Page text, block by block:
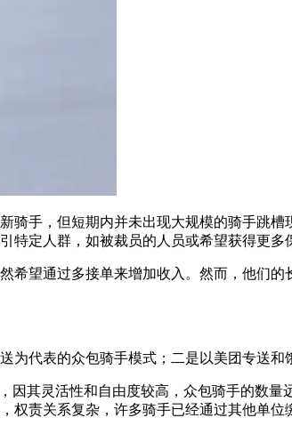
手，但短期内并未出现大规模的骑手跳
定人群，如被裁员的人员或希望获得更多
望通过多接单来增加收入。然而，他们
代表的众包骑手模式；二是以美团专送和
其灵活性和自由度较高，众包骑手的数
责关系复杂，许多骑手已经通过其他单